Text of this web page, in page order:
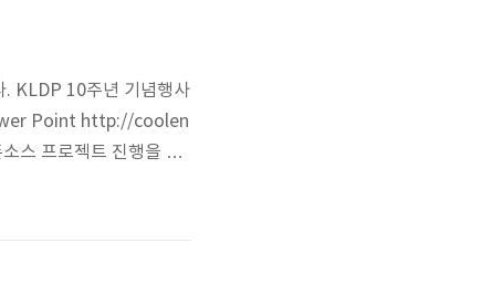
. KLDP 10주년 기념행사
Point http://coolen
스 프로젝트 진행을 살
Creative 라이선스에